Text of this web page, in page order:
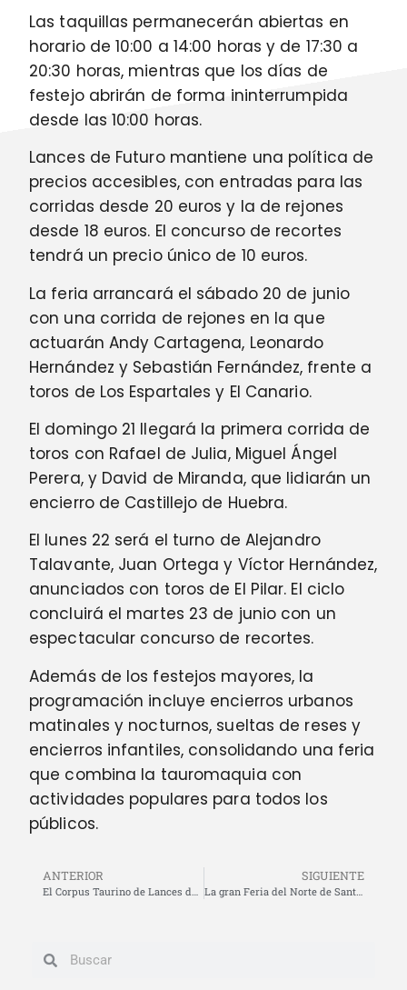
Las taquillas permanecerán abiertas en
horario de 10:00 a 14:00 horas y de 17:30 a
20:30 horas, mientras que los días de
festejo abrirán de forma ininterrumpida
desde las 10:00 horas.
Lances de Futuro mantiene una política de
precios accesibles, con entradas para las
corridas desde 20 euros y la de rejones
desde 18 euros. El concurso de recortes
tendrá un precio único de 10 euros.
La feria arrancará el sábado 20 de junio
con una corrida de rejones en la que
actuarán Andy Cartagena, Leonardo
Hernández y Sebastián Fernández, frente a
toros de Los Espartales y El Canario.
El domingo 21 llegará la primera corrida de
toros con Rafael de Julia, Miguel Ángel
Perera, y David de Miranda, que lidiarán un
encierro de Castillejo de Huebra.
El lunes 22 será el turno de Alejandro
Talavante, Juan Ortega y Víctor Hernández,
anunciados con toros de El Pilar. El ciclo
concluirá el martes 23 de junio con un
espectacular concurso de recortes.
Además de los festejos mayores, la
programación incluye encierros urbanos
matinales y nocturnos, sueltas de reses y
encierros infantiles, consolidando una feria
que combina la tauromaquia con
actividades populares para todos los
públicos.
ANTERIOR
El Corpus Taurino de Lances de Futuro llena de tradición y ambiente festivo el entorno de la Maestranza
SIGUIENTE
La gran Feria del Norte de Santander 2026 se presenta en Madrid